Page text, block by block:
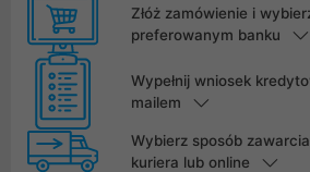
Złóż zamówienie i
preferowanym banku
Wypełnij wniosek
mailem
Wybierz sposób
kuriera lub online